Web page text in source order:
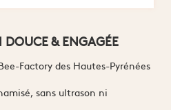
& ENGAGÉE
Factory des Hautes-Pyrénées
sans ultrason ni